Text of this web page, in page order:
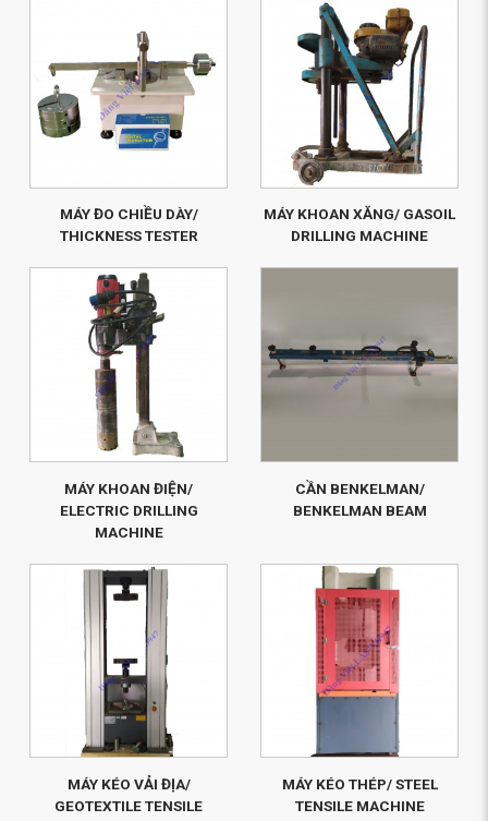
MÁY ĐO CHIỀU DÀY/
THICKNESS TESTER
MÁY KHOAN XĂNG/ GASOIL
DRILLING MACHINE
MÁY KHOAN ĐIỆN/
ELECTRIC DRILLING
MACHINE
CẦN BENKELMAN/
BENKELMAN BEAM
MÁY KÉO VẢI ĐỊA/
GEOTEXTILE TENSILE
MÁY KÉO THÉP/ STEEL
TENSILE MACHINE